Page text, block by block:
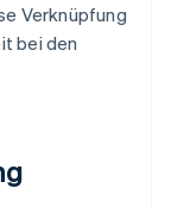
Verknüpfung
bei den